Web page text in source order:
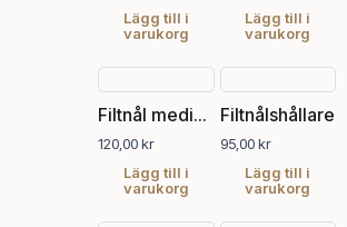
Lägg till i
varukorg
Lägg till i
varukorg
Filtnål medium
120,00kr
Lägg till i
varukorg
Filtnålshållare
95,00kr
Lägg till i
varukorg